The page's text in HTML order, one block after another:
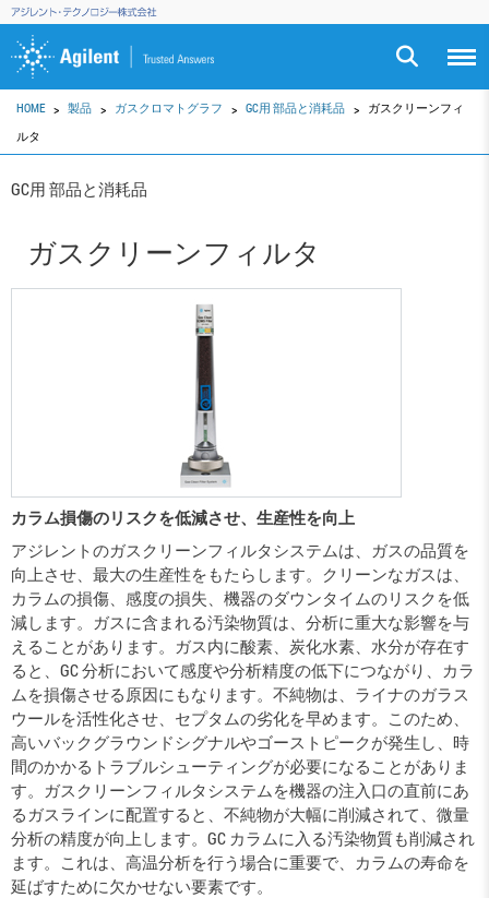
HOME 製品 ガスクロマトグラフ GC用 部品と消耗品
ガスクリーンフィ
ルタ
GC用 部品と消耗品
ガスクリーンフィルタ
カラム損傷のリスクを低減させ、生産性を向上
アジレントのガスクリーンフィルタシステムは、ガスの品質を
向上させ、最大の生産性をもたらします。クリーンなガスは、
カラムの損傷、感度の損失、機器のダウンタイムのリスクを低
減します。ガスに含まれる汚染物質は、分析に重大な影響を与
えることがあります。ガス内に酸素、炭化水素、水分が存在す
ると、GC 分析において感度や分析精度の低下につながり、カラ
ムを損傷させる原因にもなります。不純物は、ライナのガラス
ウールを活性化させ、セプタムの劣化を早めます。このため、
高いバックグラウンドシグナルやゴーストピークが発生し、時
間のかかるトラブルシューティングが必要になることがありま
す。ガスクリーンフィルタシステムを機器の注入口の直前にあ
るガスラインに配置すると、不純物が大幅に削減されて、微量
分析の精度が向上します。GC カラムに入る汚染物質も削減され
ます。これは、高温分析を行う場合に重要で、カラムの寿命を
延ばすために欠かせない要素です。